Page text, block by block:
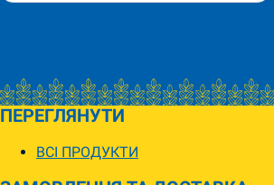
ПЕРЕГЛЯНУТИ
ВСІ ПРОДУКТИ